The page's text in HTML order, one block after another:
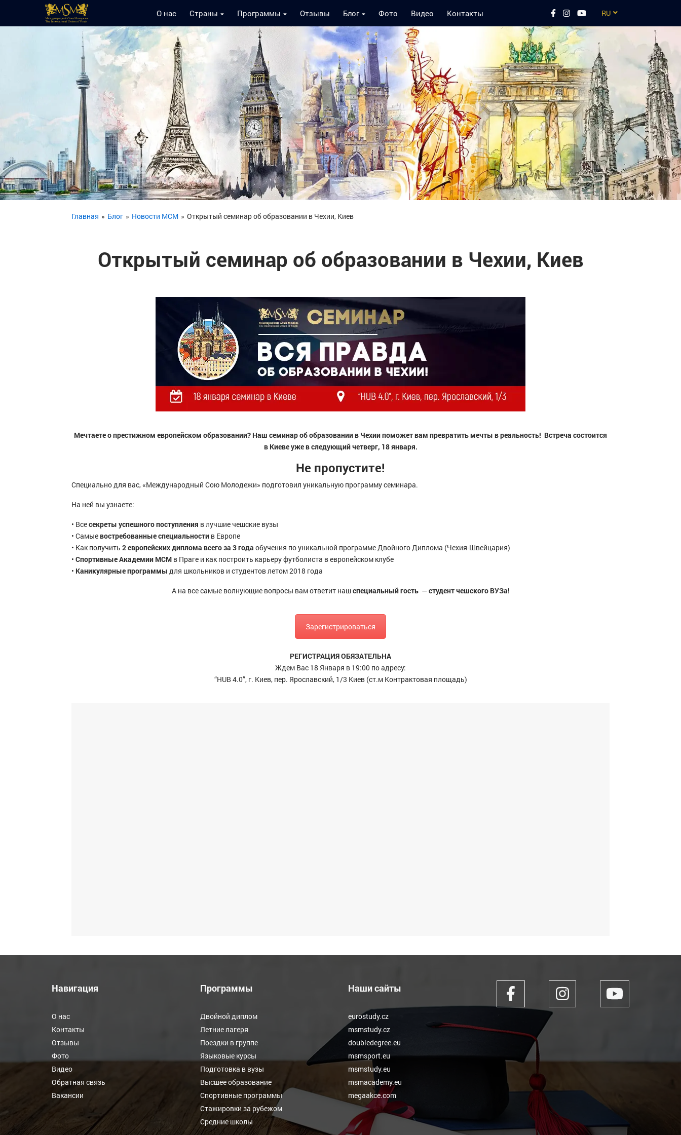
О нас Страны Программы Отзывы Блог Фото Видео Контакты RU
CZ
UA
ES
TR
Главная » Блог » Новости МСМ » Открытый семинар об образовании в Чехии, Киев
Открытый семинар об образовании в Чехии, Киев
Мечтаете о престижном европейском образовании? Наш семинар об образовании в Чехии поможет вам превратить мечты в реальность! Встреча состоится
в Киеве уже в следующий четверг, 18 января.
Не пропустите!
Специально для вас, «Международный Сою Молодежи» подготовил уникальную программу семинара.
На ней вы узнаете:
• Всесекреты успешного поступления в лучшие чешские вузы
• Самыевостребованные специальности в Европе
• Как получить 2 европейских диплома всего за 3 года обучения по уникальной программе Двойного Диплома (Чехия-Швейцария)
• Спортивные Академии МСМ в Праге и как построить карьеру футболиста в европейском клубе
• Каникулярные программы для школьников и студентов летом 2018 года
А на все самые волнующие вопросы вам ответит нашспециальный гость—студент чешского ВУЗа!
Зарегистрироваться
РЕГИСТРАЦИЯ ОБЯЗАТЕЛЬНА
Ждем Вас 18 Января в 19:00 по адресу:
“HUB 4.0”, г. Киев, пер. Ярославский, 1/3 Киев (ст.м Контрактовая площадь)
Навигация
О нас
Контакты
Отзывы
Фото
Видео
Обратная связь
Вакансии
Программы
Двойной диплом
Летние лагеря
Поездки в группе
Языковые курсы
Подготовка в вузы
Высшее образование
Спортивные программы
Стажировки за рубежом
Средние школы
Наши сайты
eurostudy.cz
msmstudy.cz
doubledegree.eu
msmsport.eu
msmstudy.eu
msmacademy.eu
megaakce.com